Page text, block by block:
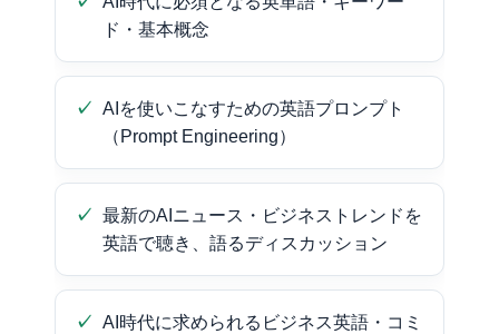
ド・基本概念
AIを使いこなすための英語プロンプト
（Prompt Engineering）
最新のAIニュース・ビジネストレンドを
英語で聴き、語るディスカッション
AI時代に求められるビジネス英語・コミ